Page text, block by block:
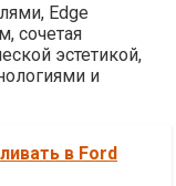
Edge
сочетая
эстетикой,
и
в Ford